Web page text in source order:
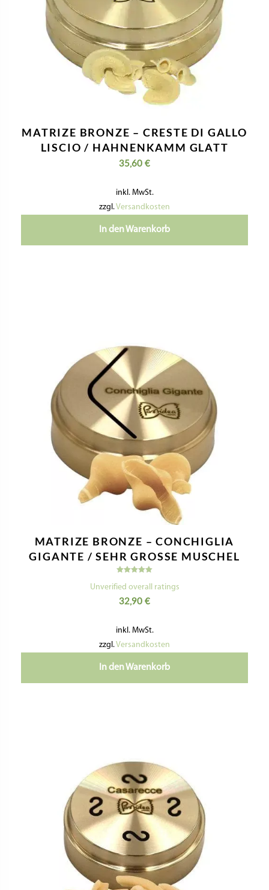
MATRIZE BRONZE – CRESTE DI GALLO
LISCIO / HAHNENKAMM GLATT
35,60 €
inkl. MwSt.
zzgl.Versandkosten
In den Warenkorb
MATRIZE BRONZE – CONCHIGLIA
GIGANTE / SEHR GROSSE MUSCHEL
mit
von 5
Unverified overall ratings
32,90 €
inkl. MwSt.
zzgl.Versandkosten
In den Warenkorb